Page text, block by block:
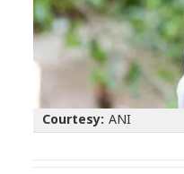
Courtesy: ANI